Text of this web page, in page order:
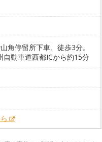
角停留所下車、徒歩3分。
自動車道西都ICから約15分